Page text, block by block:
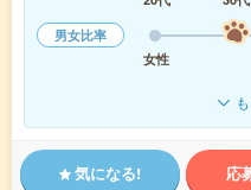
男女比率
女性
気になる! 応